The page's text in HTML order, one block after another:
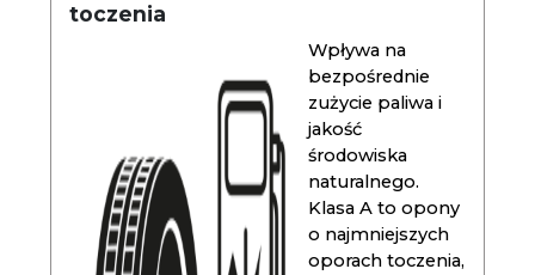
toczenia
Wpływa na
bezpośrednie
zużycie paliwa i
jakość
środowiska
naturalnego.
Klasa A to opony
o najmniejszych
oporach toczenia,